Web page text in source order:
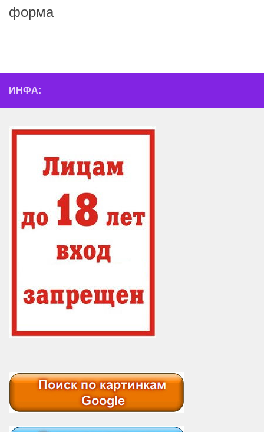
форма
ИНФА: